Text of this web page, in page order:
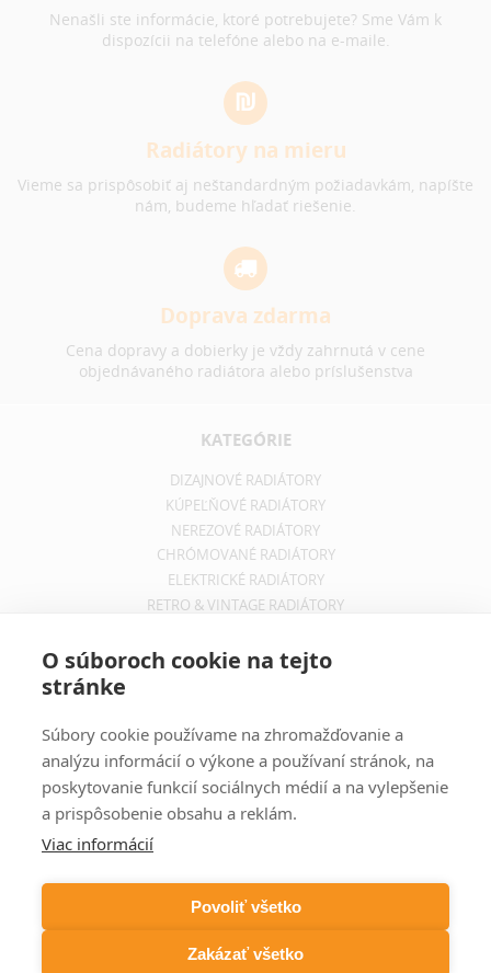
Nenašli ste informácie, ktoré potrebujete? Sme Vám k
dispozícii na telefóne alebo na e-maile.
Radiátory na mieru
Vieme sa prispôsobiť aj neštandardným požiadavkám, napíšte
nám, budeme hľadať riešenie.
Doprava zdarma
Cena dopravy a dobierky je vždy zahrnutá v cene
objednávaného radiátora alebo príslušenstva
KATEGÓRIE
DIZAJNOVÉ RADIÁTORY
KÚPEĽŇOVÉ RADIÁTORY
NEREZOVÉ RADIÁTORY
CHRÓMOVANÉ RADIÁTORY
ELEKTRICKÉ RADIÁTORY
RETRO & VINTAGE RADIÁTORY
INFORMÁCIE O DOPRAVE
OCHRANA SÚKROMIA
Zadajte svoju e-mailovú adresu a budete vždy informovaný o
aktuálnych akciách, novinkách a zľavách z našej ponuky dizajnových
radiátorov.
O súboroch cookie na tejto
stránke
Súbory cookie používame na zhromažďovanie a
analýzu informácií o výkone a používaní stránok, na
poskytovanie funkcií sociálnych médií a na vylepšenie
a prispôsobenie obsahu a reklám.
Viac informácií
Povoliť všetko
Zakázať všetko